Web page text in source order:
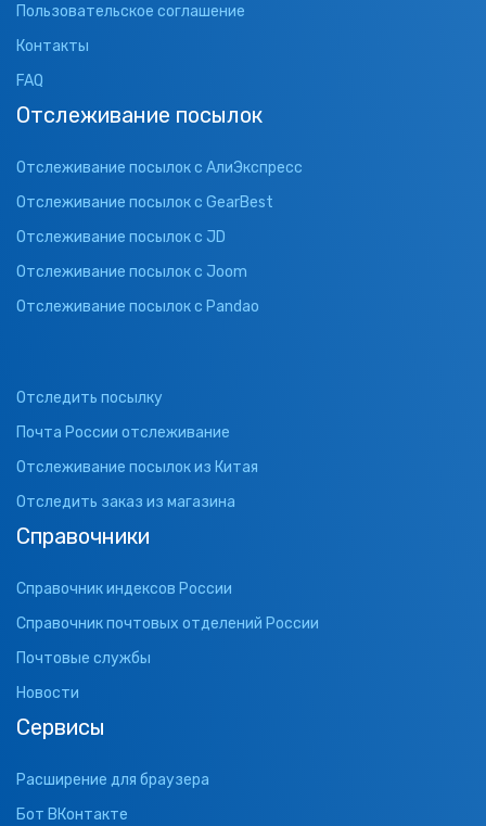
Пользовательское соглашение
Контакты
FAQ
Отслеживание посылок
Отслеживание посылок с АлиЭкспресс
Отслеживание посылок с GearBest
Отслеживание посылок с JD
Отслеживание посылок с Joom
Отслеживание посылок с Pandao
Отследить посылку
Почта России отслеживание
Отслеживание посылок из Китая
Отследить заказ из магазина
Справочники
Справочник индексов России
Справочник почтовых отделений России
Почтовые службы
Новости
Сервисы
Расширение для браузера
Бот ВКонтакте